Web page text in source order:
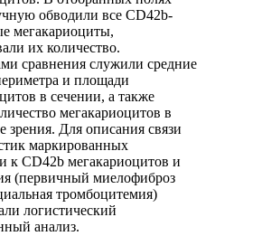
обводили все CD42b-
мегакариоциты,
их количество.
сравнения служили средние
и площади
в сечении, а также
мегакариоцитов в
зрения. Для описания связи
маркированных
к CD42b мегакариоцитов и
(первичный миелофиброз
тромбоцитемия)
логистический
анализ.